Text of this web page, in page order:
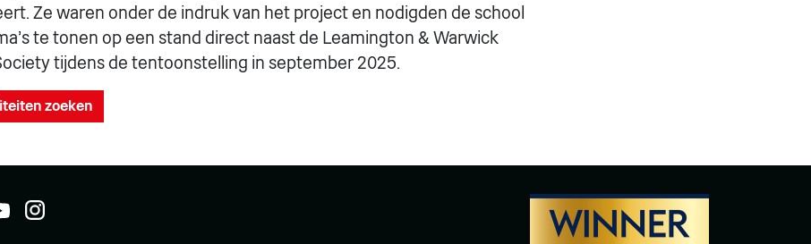
Ze waren onder de indruk van het project en nodigden de school
te tonen op een stand direct naast de Leamington & Warwick
tijdens de tentoonstelling in september 2025.
zoeken